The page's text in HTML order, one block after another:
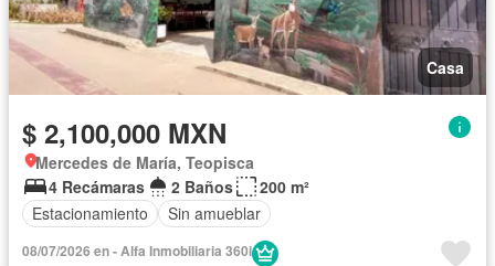
Casa
$ 2,100,000 MXN
Mercedes de María, Teopisca
4 Recámaras
2 Baños
200 m²
Estacionamiento
Sin amueblar
08/07/2026 en - Alfa Inmobiliaria 360i